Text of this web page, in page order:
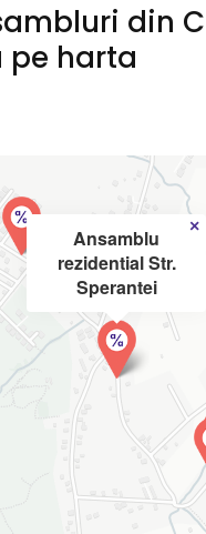
din
pe harta
Ansamblu
rezidential Str.
Sperantei
×